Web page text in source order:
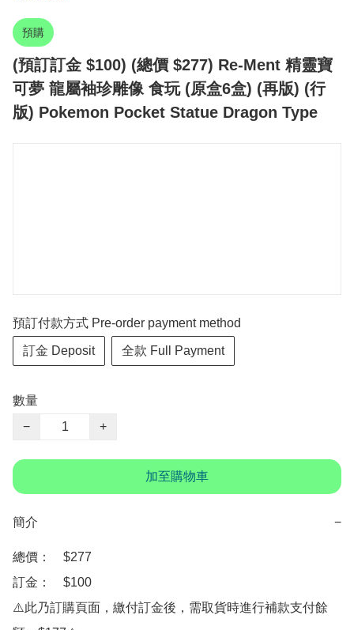
預購
(預訂訂金 $100) (總價 $277) Re-Ment 精靈寶
可夢 龍屬袖珍雕像 食玩 (原盒6盒) (再版) (行
版) Pokemon Pocket Statue Dragon Type
預訂付款方式 Pre-order payment method
訂金 Deposit 全款 Full Payment
數量
−
+
加至購物車
簡介 −
總價：　$277
訂金：　$100
⚠️此乃訂購頁面，繳付訂金後，需取貨時進行補款支付餘